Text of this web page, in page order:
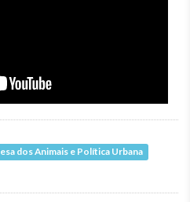
dos Animais e Política Urbana